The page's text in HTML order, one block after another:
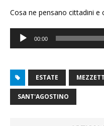
Cosa ne pensano cittadini e
Audio
Player
00:00
ESTATE
SANT'AGOSTINO